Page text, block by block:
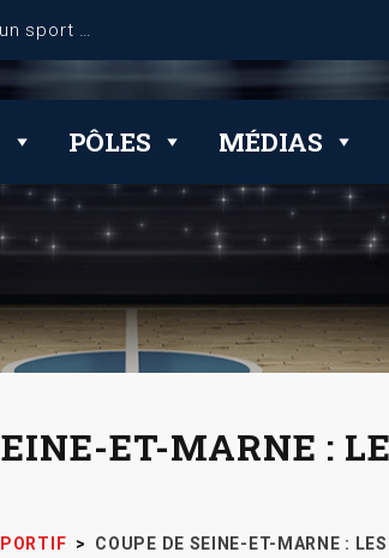
PÔLES MÉDIAS
ET-MARNE :
> COUPE DE SEINE-ET-MARNE :